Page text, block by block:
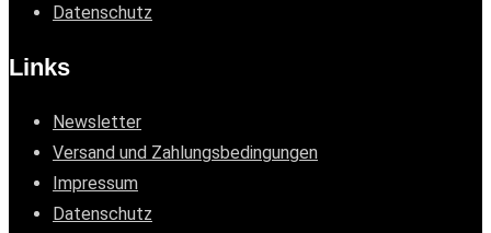
Datenschutz
Links
Newsletter
Versand und Zahlungsbedingungen
Impressum
Datenschutz